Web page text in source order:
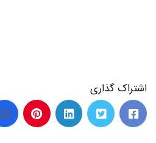
اشتراک گذاری